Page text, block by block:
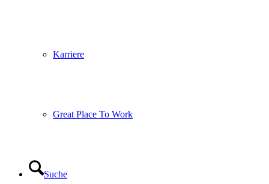
Karriere
Great Place To Work
Suche